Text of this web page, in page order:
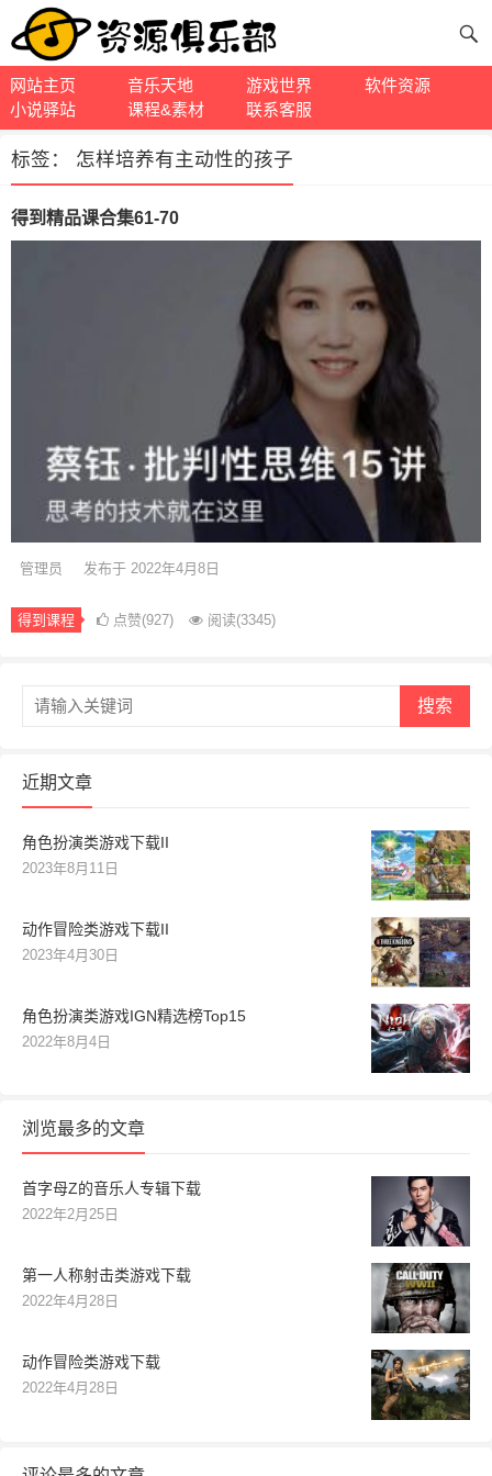
网站主页 音乐天地 游戏世界
软件资源
小说驿站
课程&素材 联系客服
标签： 怎样培养有主动性的孩子
得到精品课合集61-70
管理员 发布于 2022年4月8日
得到课程 点赞(927) 阅读(3345)
搜索
近期文章
角色扮演类游戏下载II
2023年8月11日
动作冒险类游戏下载II
2023年4月30日
角色扮演类游戏IGN精选榜Top15
2022年8月4日
浏览最多的文章
首字母Z的音乐人专辑下载
2022年2月25日
第一人称射击类游戏下载
2022年4月28日
动作冒险类游戏下载
2022年4月28日